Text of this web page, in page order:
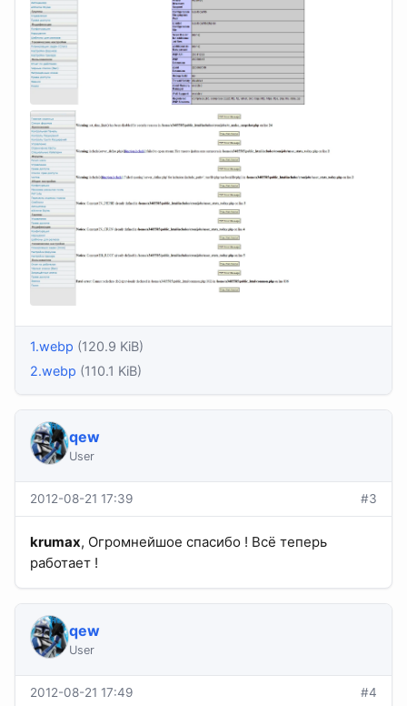
1.webp (120.9 KiB)
2.webp (110.1 KiB)
qew
User
2012-08-21 17:39 #3
krumax, Огромнейшое спасибо ! Всё теперь
работает !
qew
User
2012-08-21 17:49 #4